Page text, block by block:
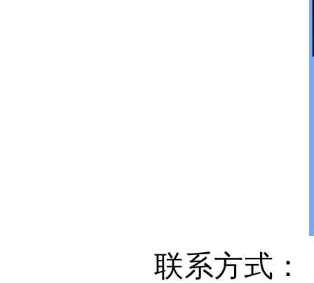
联系方式：